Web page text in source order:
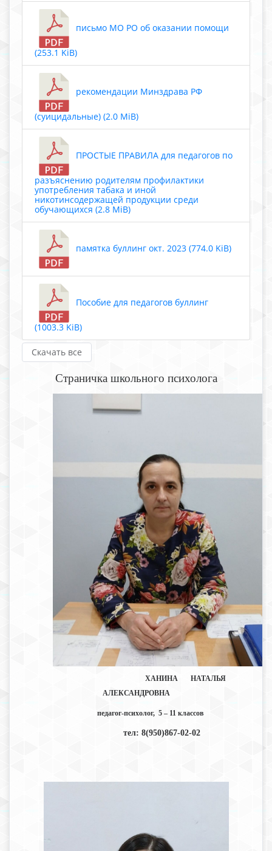
письмо МО РО об оказании помощи
(253.1 KiB)
рекомендации Минздрава РФ
(суицидальные) (2.0 MiB)
ПРОСТЫЕ ПРАВИЛА для педагогов по
разъяснению родителям профилактики
употребления табака и иной
никотинсодержащей продукции среди
обучающихся (2.8 MiB)
памятка буллинг окт. 2023 (774.0 KiB)
Пособие для педагогов буллинг
(1003.3 KiB)
Скачать все
Страничка школьного психолога
ХАНИНА НАТАЛЬЯ
АЛЕКСАНДРОВНА
педагог-психолог, 5 – 11 классов
тел: 8(950)867-02-02